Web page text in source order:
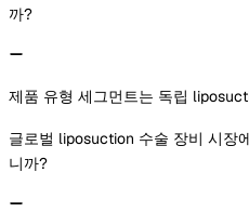
까?
제품 유형 세그먼트는 독립
글로벌 liposuction 수술 장비 시장
니까?